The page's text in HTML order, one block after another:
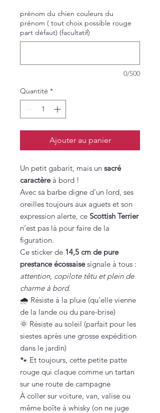
prénom du chien couleurs du
prénom ( tout choix possible rouge
part défaut) (facultatif)
0/500
Quantité *
Ajouter au panier
Un petit gabarit, mais un sacré
caractèreà bord !
Avec sa barbe digne d’un lord, ses
oreilles toujours aux aguets et son
expression alerte, ce Scottish Terrier
n’est pas là pour faire de la
figuration.
Ce sticker de 14,5 cm de pure
prestance écossaisesignale à tous :
attention, copilote têtu et plein de
charme à bord.
🌧️ Résiste à la pluie (qu’elle vienne
de la lande ou du pare-brise)
🌞 Résiste au soleil (parfait pour les
siestes après une grosse expédition
dans le jardin)
🐾 Et toujours, cette petite patte
rouge qui claque comme un tartan
sur une route de campagne
À coller sur voiture, van, valise ou
même boîte à whisky (on ne juge